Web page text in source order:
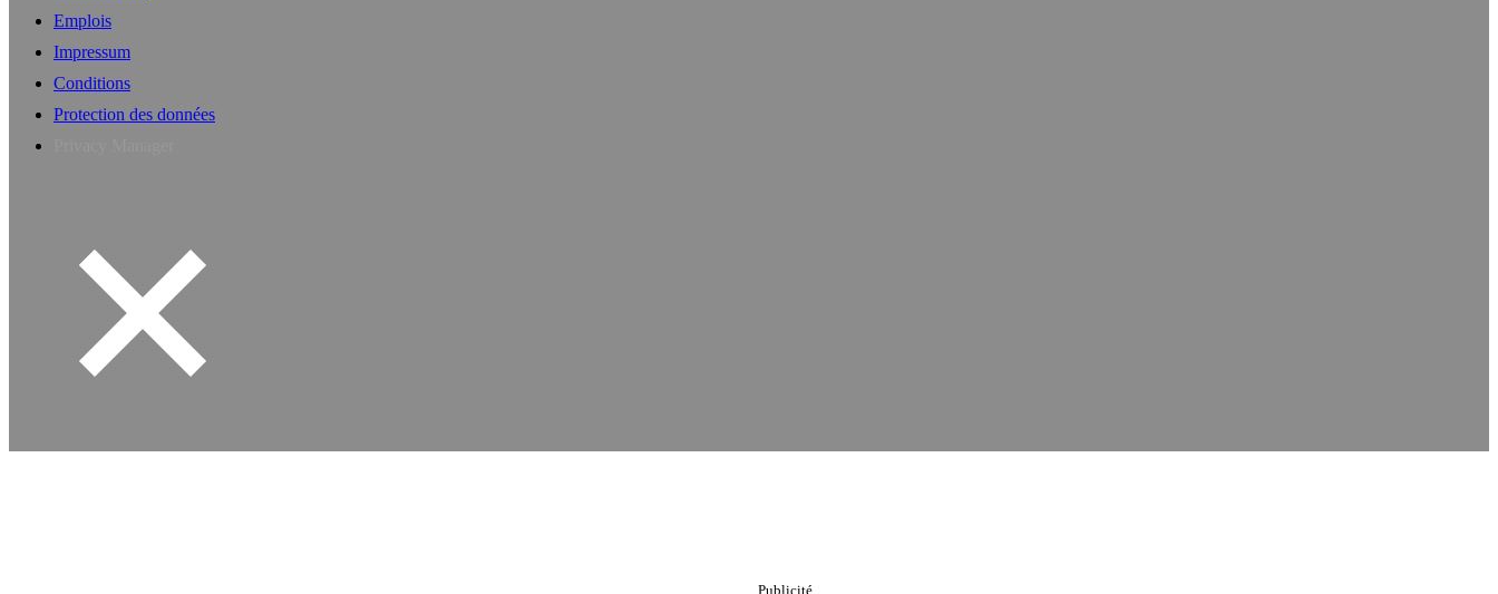
Emplois
Impressum
Conditions
Protection des données